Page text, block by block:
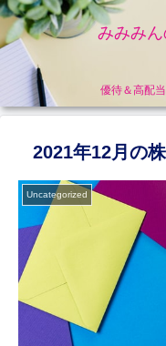
みみみ
優待＆高配
2021年12月の
Uncategorized